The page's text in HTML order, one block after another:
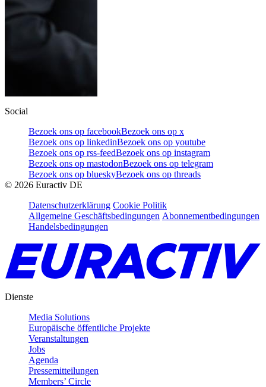
Social
Bezoek ons op facebookBezoek ons op x
Bezoek ons op linkedinBezoek ons op youtube
Bezoek ons op rss-feedBezoek ons op instagram
Bezoek ons op mastodonBezoek ons op telegram
Bezoek ons op blueskyBezoek ons op threads
© 2026 Euractiv DE
Datenschutzerklärung Cookie Politik
Allgemeine Geschäftsbedingungen Abonnementbedingungen
Handelsbedingungen
Dienste
Media Solutions
Europäische öffentliche Projekte
Veranstaltungen
Jobs
Agenda
Pressemitteilungen
Members’ Circle